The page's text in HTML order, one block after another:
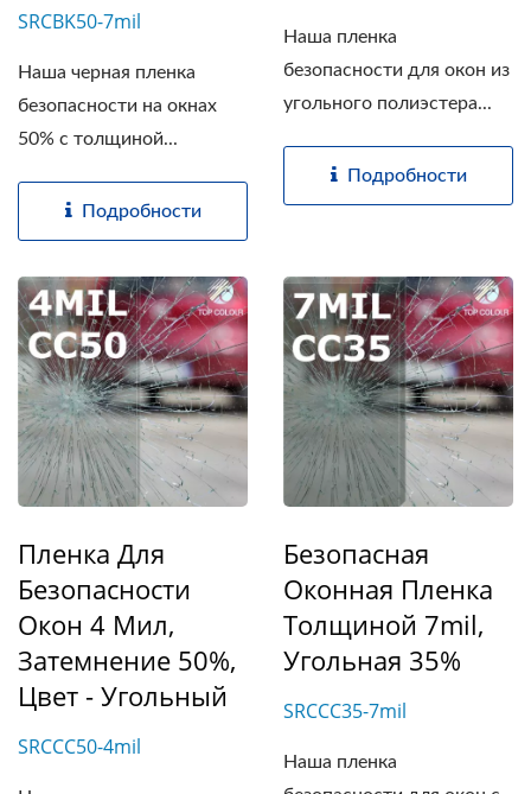
SRCBK50-7mil
Наша черная пленка
безопасности на окнах
50% с толщиной...
Подробности
Наша пленка
безопасности для окон из
угольного полиэстера...
Подробности
Пленка Для
Безопасности
Окон 4 Мил,
Затемнение 50%,
Цвет - Угольный
SRCCC50-4mil
Безопасная
Оконная Пленка
Толщиной 7mil,
Угольная 35%
SRCCC35-7mil
Наша пленка